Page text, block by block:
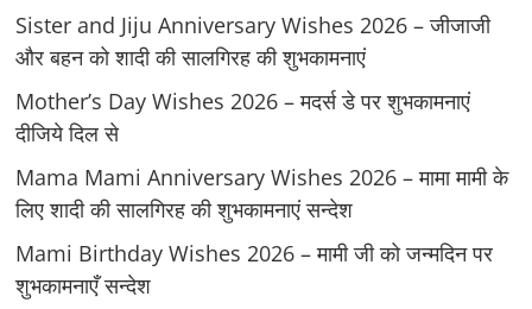
Sister and Jiju Anniversary Wishes 2026 – जीजाजी
और बहन को शादी की सालगिरह की शुभकामनाएं
Mother’s Day Wishes 2026 – मदर्स डे पर शुभकामनाएं
दीजिये दिल से
Mama Mami Anniversary Wishes 2026 – मामा मामी के
लिए शादी की सालगिरह की शुभकामनाएं सन्देश
Mami Birthday Wishes 2026 – मामी जी को जन्मदिन पर
शुभकामनाएँ सन्देश